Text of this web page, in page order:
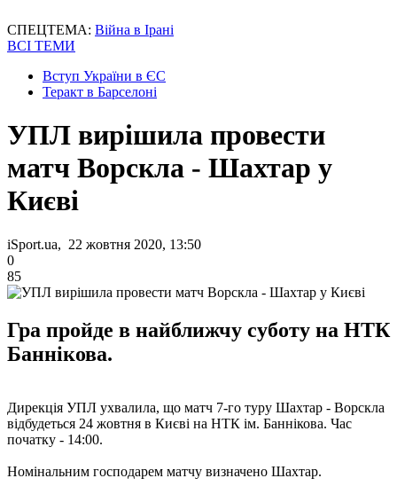
СПЕЦТЕМА: Війна в Ірані
ВСІ ТЕМИ
Вступ України в ЄС
Теракт в Барселоні
УПЛ вирішила провести
матч Ворскла - Шахтар у
Києві
iSport.ua, 22 жовтня 2020, 13:50
0
85
Гра пройде в найближчу суботу на НТК
Баннікова.
Дирекція УПЛ ухвалила, що матч 7-го туру Шахтар - Ворскла
відбудеться 24 жовтня в Києві на НТК ім. Баннікова. Час
початку - 14:00.
Номінальним господарем матчу визначено Шахтар.